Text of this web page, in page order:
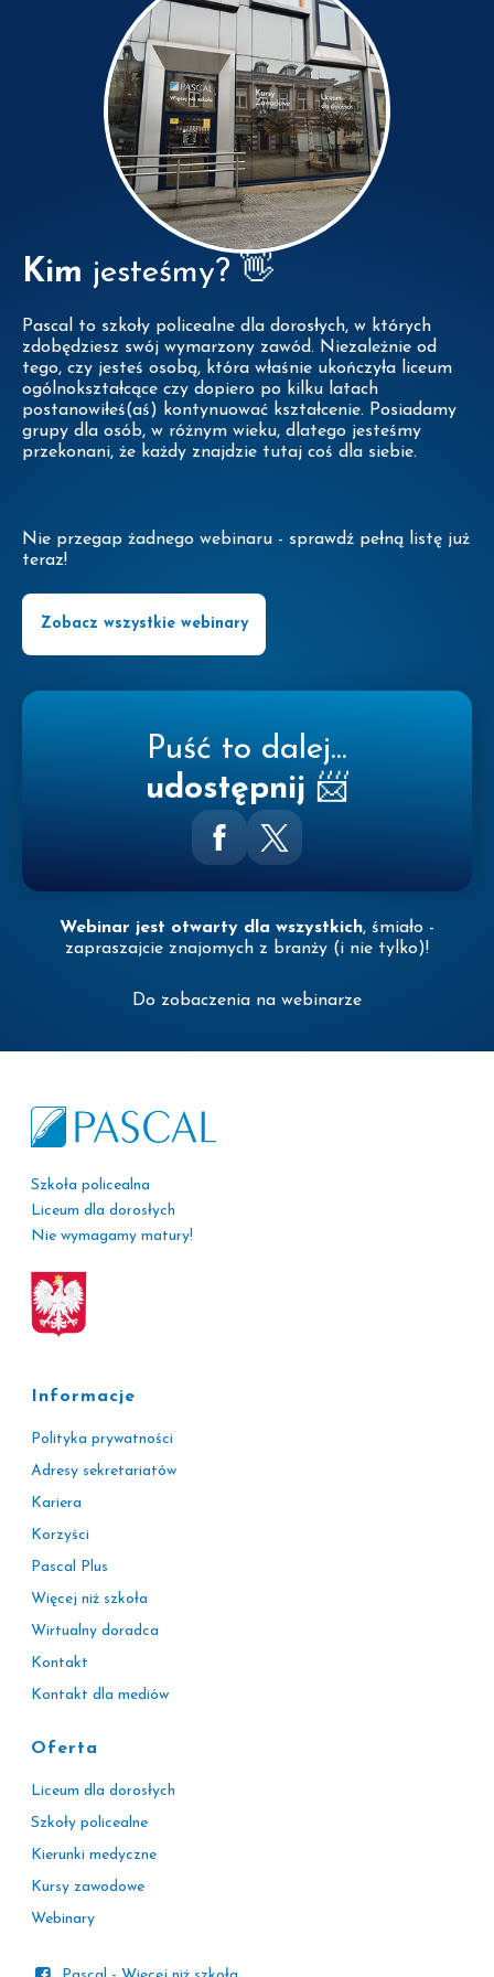
Kim jesteśmy? 👋
Pascal to szkoły policealne dla dorosłych, w których
zdobędziesz swój wymarzony zawód. Niezależnie od
tego, czy jesteś osobą, która właśnie ukończyła liceum
ogólnokształcące czy dopiero po kilku latach
postanowiłeś(aś) kontynuować kształcenie. Posiadamy
grupy dla osób, w różnym wieku, dlatego jesteśmy
przekonani, że każdy znajdzie tutaj coś dla siebie.
Nie przegap żadnego webinaru - sprawdź pełną listę już
teraz!
Zobacz wszystkie webinary
Puść to dalej...
udostępnij 📨
Webinar jest otwarty dla wszystkich, śmiało -
zapraszajcie znajomych z branży (i nie tylko)!
Do zobaczenia na webinarze
Szkoła policealna
Liceum dla dorosłych
Nie wymagamy matury!
Informacje
Polityka prywatności
Adresy sekretariatów
Kariera
Korzyści
Pascal Plus
Więcej niż szkoła
Wirtualny doradca
Kontakt
Kontakt dla mediów
Oferta
Liceum dla dorosłych
Szkoły policealne
Kierunki medyczne
Kursy zawodowe
Webinary